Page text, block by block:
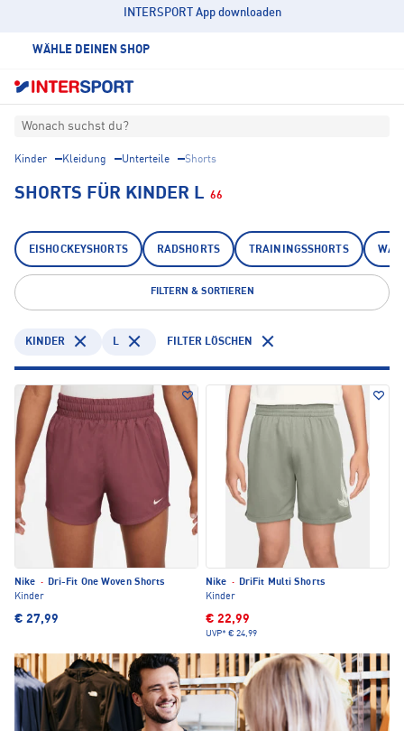
INTERSPORT App downloaden
WÄHLE DEINEN SHOP
Wonach suchst du?
Kinder Kleidung Unterteile Shorts
SHORTS FÜR KINDER L 66
EISHOCKEYSHORTS RADSHORTS TRAININGSSHORTS
FILTERN & SORTIEREN
KINDER L FILTER LÖSCHEN
Nike ·
Dri-Fit One Woven Shorts
Kinder
€ 27,99
Nike ·
DriFit Multi Shorts
Kinder
€ 22,99
UVP* € 24,99